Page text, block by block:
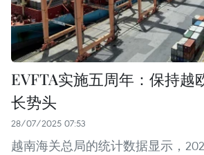
EVFTA实施五周年：保持越
长势头
28/07/2025 07:53
越南海关总局的统计数据显示，